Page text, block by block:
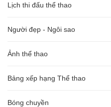
Lịch thi đấu thể thao
Người đẹp - Ngôi sao
Ảnh thể thao
Bảng xếp hạng Thể thao
Bóng chuyền